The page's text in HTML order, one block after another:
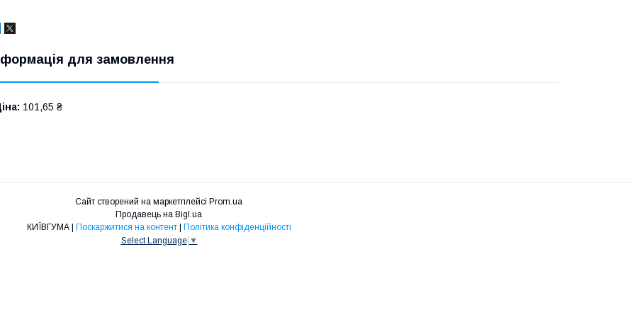
для замовлення
101,65 ₴
Сайт створений на маркетплейсі Prom.ua
Продавець на Bigl.ua
КИЇВГУМА | Поскаржитися на контент | Політика конфіденційності
Select Language ▼